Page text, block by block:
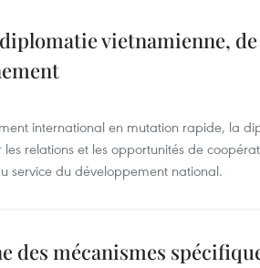
vietnamienne, de
international en mutation rapide, la
relations et les opportunités de
service du développement national.
des mécanismes